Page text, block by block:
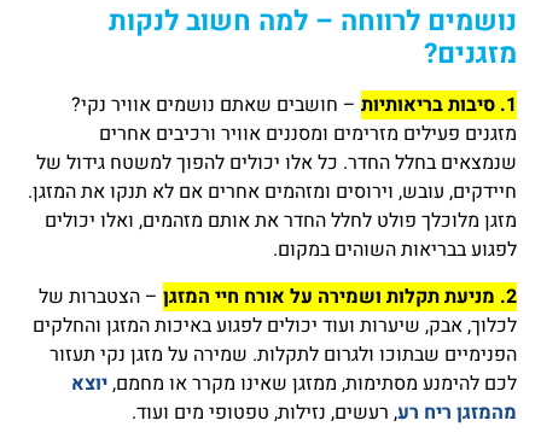
נושמים לרווחה – למה חשוב לנקות
מזגנים?
1. סיבות בריאותיות
– חושבים שאתם נושמים אוויר נקי?
מזגנים פעילים מזרימים ומסננים אוויר ורכיבים אחרים
שנמצאים בחלל החדר. כל אלו יכולים להפוך למשטח גידול של
חיידקים, עובש, וירוסים ומזהמים אחרים אם לא תנקו את המזגן.
מזגן מלוכלך פולט לחלל החדר את אותם מזהמים, ואלו יכולים
לפגוע בבריאות השוהים במקום.
2. מניעת תקלות ושמירה על אורח חיי המזגן
– הצטברות של
לכלוך, אבק, שיערות ועוד יכולים לפגוע באיכות המזגן והחלקים
הפנימיים שבתוכו ולגרום לתקלות. שמירה על מזגן נקי תעזור
לכם להימנע מסתימות, ממזגן שאינו מקרר או מחמם,יוצא
מהמזגן ריח רע, רעשים, נזילות, טפטופי מים ועוד.